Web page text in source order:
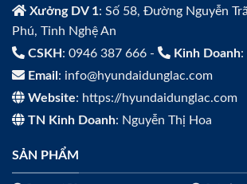
Xưởng DV 1: Số 58, Đường Nguyễn
Phú, Tỉnh Nghệ An
CSKH : 0946 387 666 - Kinh Doanh:
Email : info@hyundaidunglac.com
Website: https://hyundaidunglac.com
TN Kinh Doanh: Nguyễn Thị Hoa
SẢN PHẨM